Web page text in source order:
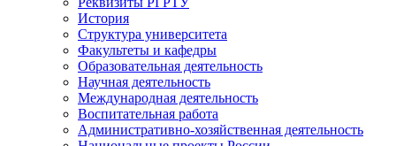
История
Структура университета
Факультеты и кафедры
Образовательная деятельность
Научная деятельность
Международная деятельность
Воспитательная работа
Административно-хозяйственная деятельность